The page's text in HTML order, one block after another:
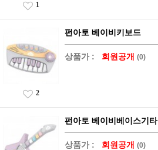
1
펀아토 베이비키보드
상품가 : 회원공개 (0)
2
펀아토 베이비베이스기타
상품가 : 회원공개 (0)